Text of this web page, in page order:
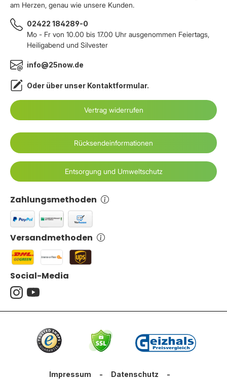
am Herzen, genau wie unsere Kunden.
02422 184289-0
Mo - Fr von 10.00 bis 17.00 Uhr ausgenommen Feiertags,
Heiligabend und Silvester
info@25now.de
Oder über unser Kontaktformular.
Vertrag widerrufen
Zahlungsmethoden
Versandmethoden
Rücksendeinformationen
Entsorgung und Umweltschutz
Social-Media
Impressum - Datenschutz -